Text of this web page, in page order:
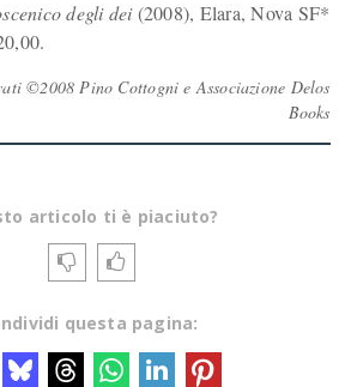
degli dei(2008), Elara, Nova SF*
©2008 Pino Cottogni e Associazione Delos
Books
articolo ti è piaciuto?
questa pagina: